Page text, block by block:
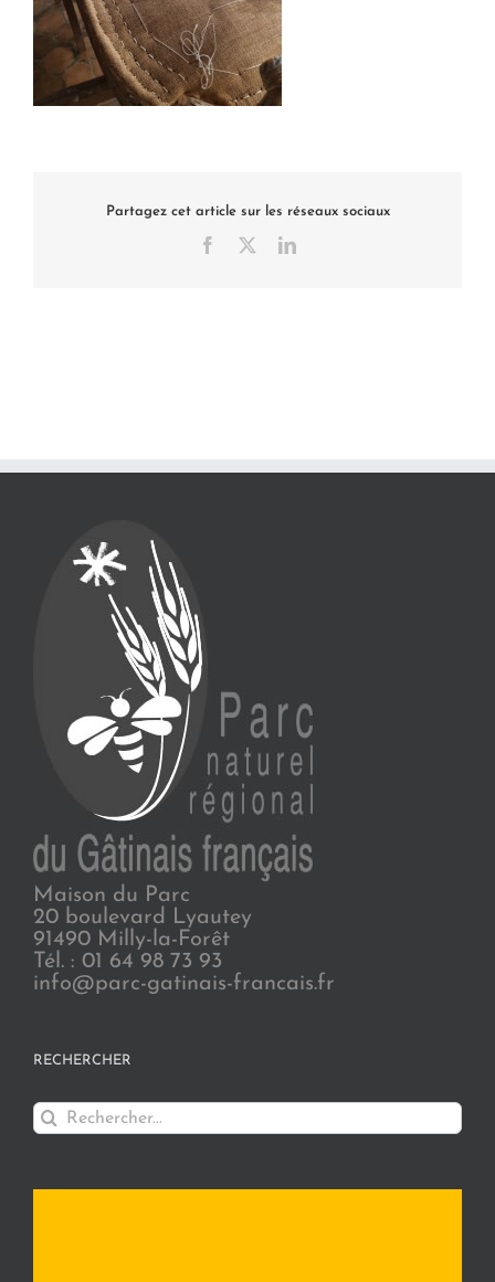
Partagez cet article sur les réseaux sociaux
Facebook LinkedIn
Maison du Parc
20 boulevard Lyautey
91490 Milly-la-Forêt
Tél. : 01 64 98 73 93
info@parc-gatinais-francais.fr
RECHERCHER
Rechercher: